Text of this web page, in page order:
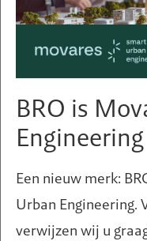
Wie kopen
online?
De mate waarin
sterk afhankelijk
BRO is
Engineering
Een nieuw merk:
Urban Engineering.
verwijzen wij u